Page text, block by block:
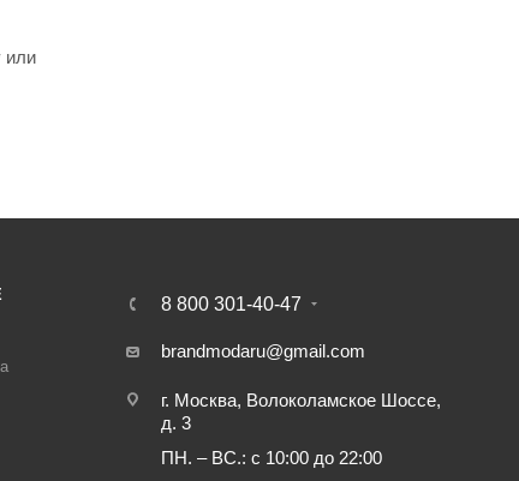
или
8 800 301-40-47
brandmodaru@gmail.com
г. Москва, Волоколамское Шоссе,
д. 3
ПН. – ВС.: с 10:00 до 22:00